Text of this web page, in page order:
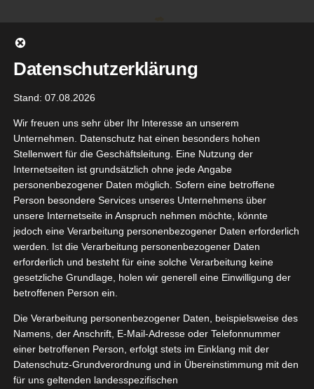
springen
Gehe zu ...
04, 2025
Junolie
Dog
Lifestyle
Datenschutzerklärung
Stand: 07.08.2026
Wir freuen uns sehr über Ihr Interesse an unserem
Unternehmen. Datenschutz hat einen besonders hohen
Stellenwert für die Geschäftsleitung. Eine Nutzung der
Internetseiten ist grundsätzlich ohne jede Angabe
personenbezogener Daten möglich. Sofern eine betroffene
Person besondere Services unseres Unternehmens über
unsere Internetseite in Anspruch nehmen möchte, könnte
jedoch eine Verarbeitung personenbezogener Daten erforderlich
werden. Ist die Verarbeitung personenbezogener Daten
erforderlich und besteht für eine solche Verarbeitung keine
gesetzliche Grundlage, holen wir generell eine Einwilligung der
betroffenen Person ein.
Die Verarbeitung personenbezogener Daten, beispielsweise des
Namens, der Anschrift, E-Mail-Adresse oder Telefonnummer
einer betroffenen Person, erfolgt stets im Einklang mit der
Datenschutz-Grundverordnung und in Übereinstimmung mit den
für uns geltenden landesspezifischen